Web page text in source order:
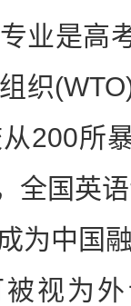
是高考
织
200所
全国英
为中国
视为